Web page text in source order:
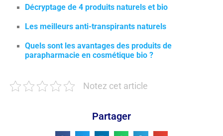
Décryptage de 4 produits naturels et bio
Les meilleurs anti-transpirants naturels
Quels sont les avantages des produits de
parapharmacie en cosmétique bio ?
Notez cet article
Partager